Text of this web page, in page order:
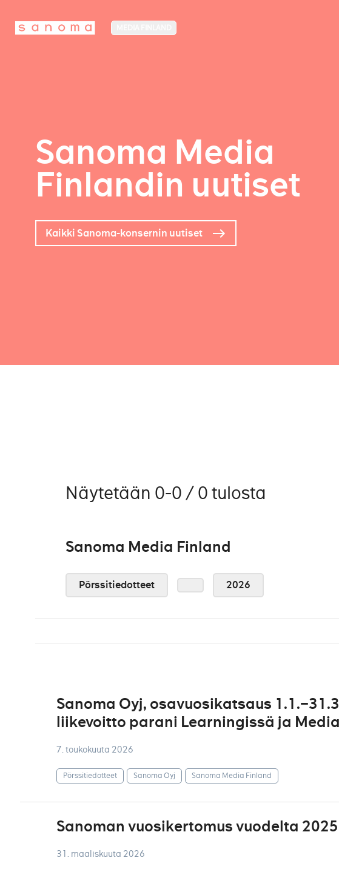
Sanoma Media
Finlandin uutiset
Kaikki Sanoma-konsernin uutiset
Näytetään 0-0 / 0 tulosta
Sanoma Media Finland
Pörssitiedotteet 2026
Sanoma Oyj, osavuosikatsaus
liikevoitto parani Learningissä ja
7. toukokuuta 2026
Pörssitiedotteet Sanoma Oyj Sanoma Media Finland
Sanoman vuosikertomus vuodelta
31. maaliskuuta 2026